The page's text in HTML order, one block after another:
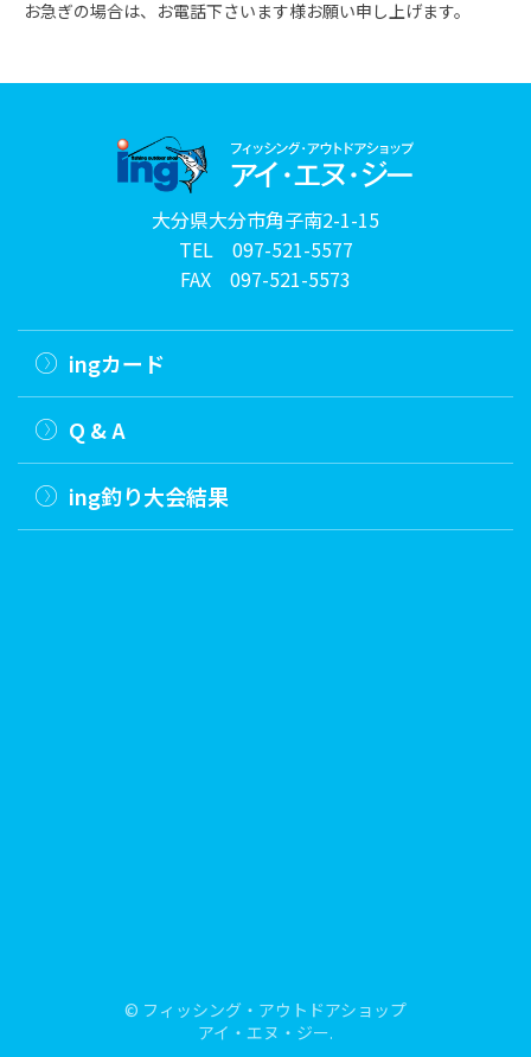
お急ぎの場合は、お電話下さいます様お願い申し上げます。
大分県大分市角子南2-1-15
TEL 097-521-5577
FAX 097-521-5573
ingカード
Q & A
ing釣り大会結果
© フィッシング・アウトドアショップ
アイ・エヌ・ジー.